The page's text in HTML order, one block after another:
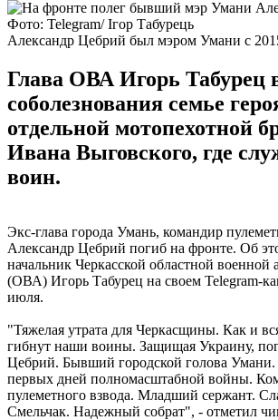
Фото: Telegram/ Ігор Табурець
Александр Цебрий был мэром Умани с
Глава ОВА Игорь Табурец
соболезнования семье
отдельной мотопехотной
Ивана Выговского, где
воин.
Экс-глава города Умань, командир
Александр Цебрий погиб на фронте. Об
начальник Черкасской областной военной
(ОВА) Игорь Табурец на своем Telegram-
июля.
"Тяжелая утрата для Черкасщины. Как и
гибнут наши воины. Защищая Украину,
Цебрий. Бывший городской голова Умани.
первых дней полномасштабной войны.
пулеметного взвода. Младший сержант.
Смельчак. Надежный собрат", - отметил